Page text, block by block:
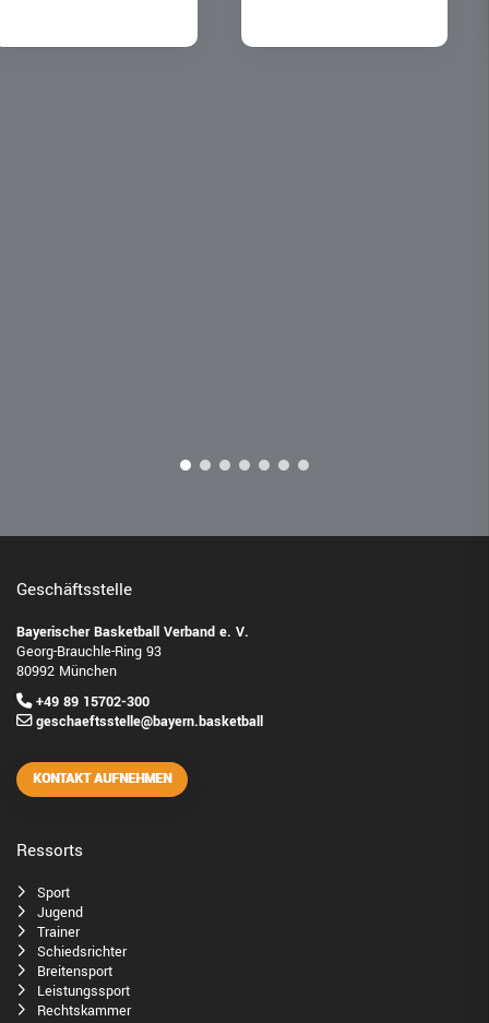
Geschäftsstelle
Bayerischer Basketball Verband e. V.
Georg-Brauchle-Ring 93
80992 München
+49 89 15702-300
geschaeftsstelle@bayern.basketball
KONTAKT AUFNEHMEN
Ressorts
Sport
Jugend
Trainer
Schiedsrichter
Breitensport
Leistungssport
Rechtskammer